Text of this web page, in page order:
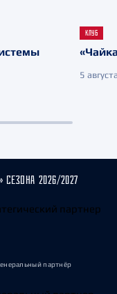
КЛУБ
5
2026/2027
партнёр